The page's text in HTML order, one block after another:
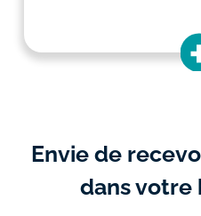
Envie de
dans votre